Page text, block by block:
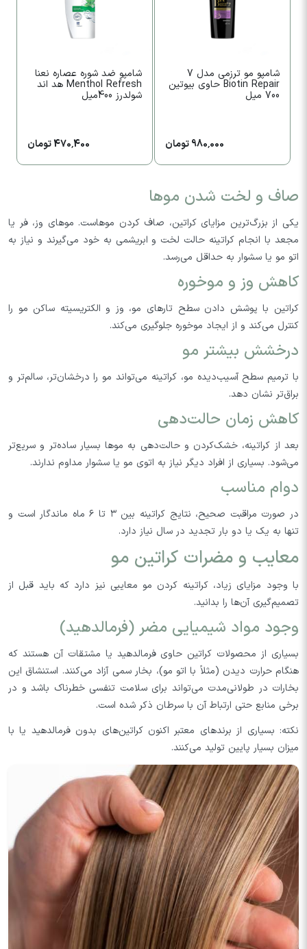
شامپو مو ترزمی مدل 7
Biotin Repair حاوی بیوتین
700 میل
980,000 تومان
شامپو ضد شوره عصاره نعنا
Menthol Refresh هد اند
شولدرز 400میل
470,400 تومان
صاف و لخت شدن موها
یکی از بزرگ‌ترین مزایای کراتین، صاف کردن موهاست. موهای وز، فر یا
مجعد با انجام کراتینه حالت لخت و ابریشمی به خود می‌گیرند و نیاز به
اتو مو یا سشوار به حداقل می‌رسد.
کاهش وز و موخوره
کراتین با پوشش دادن سطح تارهای مو، وز و الکتریسیته ساکن مو را
کنترل می‌کند و از ایجاد موخوره جلوگیری می‌کند.
درخشش بیشتر مو
با ترمیم سطح آسیب‌دیده مو، کراتینه می‌تواند مو را درخشان‌تر، سالم‌تر و
براق‌تر نشان ‌دهد.
کاهش زمان حالت‌دهی
بعد از کراتینه، خشک‌کردن و حالت‌دهی به موها بسیار ساده‌تر و سریع‌تر
می‌شود. بسیاری از افراد دیگر نیاز به اتوی مو یا سشوار مداوم ندارند.
دوام مناسب
در صورت مراقبت صحیح، نتایج کراتینه بین ۳ تا ۶ ماه ماندگار است و
تنها به یک یا دو بار تجدید در سال نیاز دارد.
معایب و مضرات کراتین مو
با وجود مزایای زیاد، کراتینه کردن مو معایبی نیز دارد که باید قبل از
تصمیم‌گیری آن‌ها را بدانید.
وجود مواد شیمیایی مضر (فرمالدهید)
بسیاری از محصولات کراتین حاوی فرمالدهید یا مشتقات آن هستند که
هنگام حرارت دیدن (مثلاً با اتو مو)، بخار سمی آزاد می‌کنند. استنشاق این
بخارات در طولانی‌مدت می‌تواند برای سلامت تنفسی خطرناک باشد و در
برخی منابع حتی ارتباط آن با سرطان ذکر شده است.
نکته: بسیاری از برندهای معتبر اکنون کراتین‌های بدون فرمالدهید یا با
میزان بسیار پایین تولید می‌کنند.